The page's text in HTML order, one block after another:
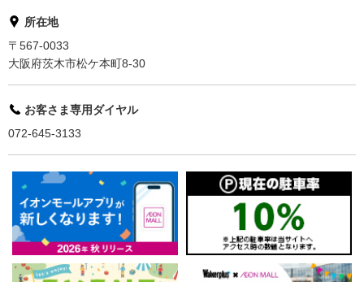
所在地
〒567-0033
大阪府茨木市松ケ本町8-30
お客さま専用ダイヤル
072-645-3133